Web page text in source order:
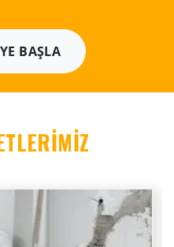
BAŞLA